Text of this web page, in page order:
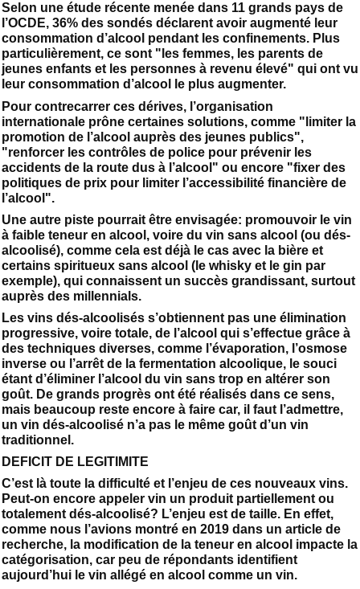
Selon une étude récente menée dans 11 grands pays de
l’OCDE, 36% des sondés déclarent avoir augmenté leur
consommation d’alcool pendant les confinements. Plus
particulièrement, ce sont "les femmes, les parents de
jeunes enfants et les personnes à revenu élevé" qui ont vu
leur consommation d’alcool le plus augmenter.
Pour contrecarrer ces dérives, l’organisation
internationale prône certaines solutions, comme "limiter la
promotion de l’alcool auprès des jeunes publics",
"renforcer les contrôles de police pour prévenir les
accidents de la route dus à l’alcool" ou encore "fixer des
politiques de prix pour limiter l’accessibilité financière de
l’alcool".
Une autre piste pourrait être envisagée: promouvoir le vin
à faible teneur en alcool, voire du vin sans alcool (ou dés-
alcoolisé), comme cela est déjà le cas avec la bière et
certains spiritueux sans alcool (le whisky et le gin par
exemple), qui connaissent un succès grandissant, surtout
auprès des millennials.
Les vins dés-alcoolisés s’obtiennent pas une élimination
progressive, voire totale, de l’alcool qui s’effectue grâce à
des techniques diverses, comme l’évaporation, l’osmose
inverse ou l’arrêt de la fermentation alcoolique, le souci
étant d’éliminer l’alcool du vin sans trop en altérer son
goût. De grands progrès ont été réalisés dans ce sens,
mais beaucoup reste encore à faire car, il faut l’admettre,
un vin dés-alcoolisé n’a pas le même goût d’un vin
traditionnel.
DEFICIT DE LEGITIMITE
C’est là toute la difficulté et l’enjeu de ces nouveaux vins.
Peut-on encore appeler vin un produit partiellement ou
totalement dés-alcoolisé? L’enjeu est de taille. En effet,
comme nous l’avions montré en 2019 dans un article de
recherche, la modification de la teneur en alcool impacte la
catégorisation, car peu de répondants identifient
aujourd’hui le vin allégé en alcool comme un vin.